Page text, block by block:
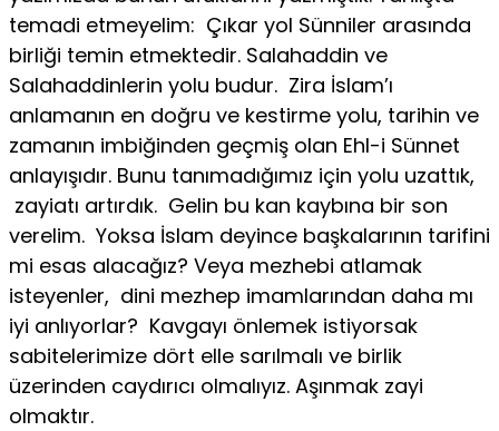
temadi etmeyelim: Çıkar yol Sünniler arasında
birliği temin etmektedir. Salahaddin ve
Salahaddinlerin yolu budur. Zira İslam’ı
anlamanın en doğru ve kestirme yolu, tarihin ve
zamanın imbiğinden geçmiş olan Ehl-i Sünnet
anlayışıdır. Bunu tanımadığımız için yolu uzattık,
zayiatı artırdık. Gelin bu kan kaybına bir son
verelim. Yoksa İslam deyince başkalarının tarifini
mi esas alacağız? Veya mezhebi atlamak
isteyenler, dini mezhep imamlarından daha mı
iyi anlıyorlar? Kavgayı önlemek istiyorsak
sabitelerimize dört elle sarılmalı ve birlik
üzerinden caydırıcı olmalıyız. Aşınmak zayi
olmaktır.